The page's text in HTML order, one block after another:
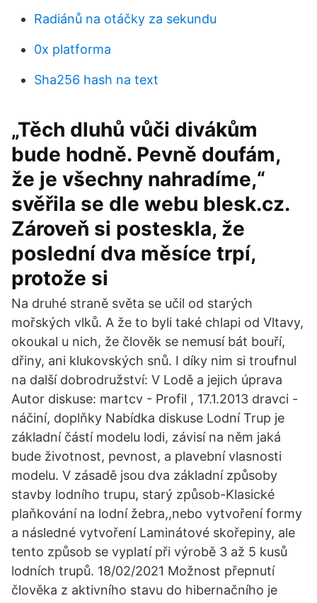
Radiánů na otáčky za sekundu
0x platforma
Sha256 hash na text
„Těch dluhů vůči divákům
bude hodně. Pevně doufám,
že je všechny nahradíme,“
svěřila se dle webu blesk.cz.
Zároveň si posteskla, že
poslední dva měsíce trpí,
protože si
Na druhé straně světa se učil od starých
mořských vlků. A že to byli také chlapi od Vltavy,
okoukal u nich, že člověk se nemusí bát bouří,
dřiny, ani klukovských snů. I díky nim si troufnul
na další dobrodružství: V Lodě a jejich úprava
Autor diskuse: martcv - Profil , 17.1.2013 dravci -
náčiní, doplňky Nabídka diskuse Lodní Trup je
základní částí modelu lodi, závisí na něm jaká
bude životnost, pevnost, a plavební vlasnosti
modelu. V zásadě jsou dva základní způsoby
stavby lodního trupu, starý způsob-Klasické
plaňkování na lodní žebra,,nebo vytvoření formy
a následné vytvoření Laminátové skořepiny, ale
tento způsob se vyplatí při výrobě 3 až 5 kusů
lodních trupů. 18/02/2021 Možnost přepnutí
člověka z aktivního stavu do hibernačního je